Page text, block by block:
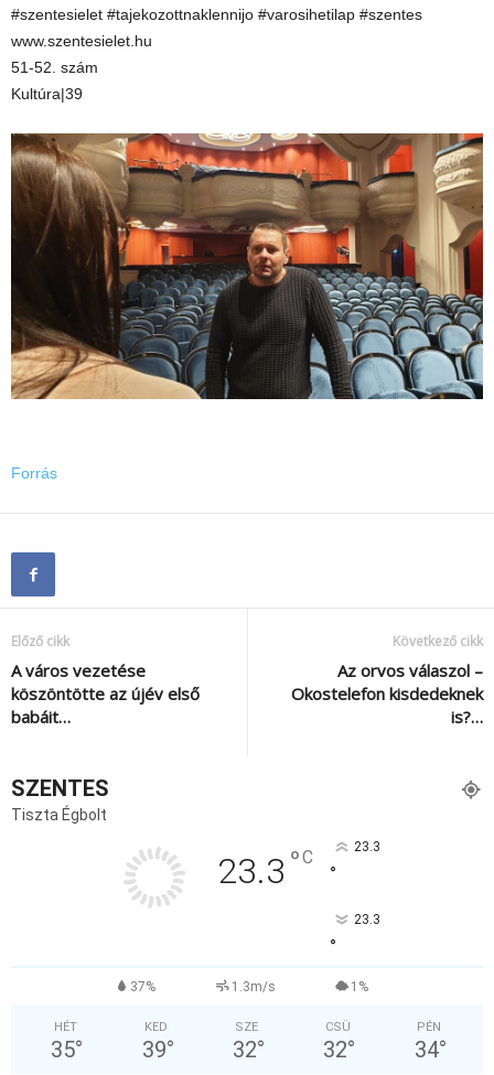
#szentesielet #tajekozottnaklennijo #varosihetilap #szentes
www.szentesielet.hu
51-52. szám
Kultúra|39
Forrás
Előző cikk
A város vezetése
köszöntötte az újév első
babáit…
Következő cikk
Az orvos válaszol –
Okostelefon kisdedeknek
is?…
SZENTES
Tiszta Égbolt
23.3 °C 23.3
°
23.3
°
37% 1.3m/s 1%
HÉT
35°
KED
39°
SZE
32°
CSÜ
32°
PÉN
34°